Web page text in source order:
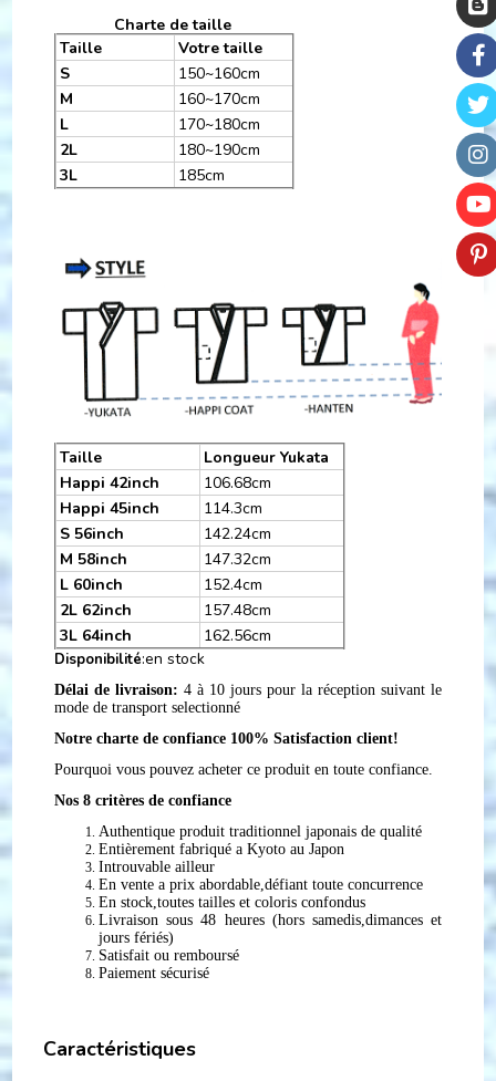
Charte de taille
Taille
Votre taille
S
150~160cm
M
160~170cm
L
170~180cm
2L
180~190cm
3L
185cm
Taille
Longueur Yukata
Happi 42inch
106.68cm
Happi 45inch
114.3cm
S 56inch
142.24cm
M 58inch
147.32cm
L 60inch
152.4cm
2L 62inch
157.48cm
3L 64inch
162.56cm
Disponibilité:en stock
Délai de livraison: 4 à 10 jours pour la réception suivant le
mode de transport selectionné
Notre charte de confiance 100% Satisfaction client!
Pourquoi vous pouvez acheter ce produit en toute confiance.
Nos 8 critères de confiance
Authentique produit traditionnel japonais de qualité
Entièrement fabriqué a Kyoto au Japon
Introuvable ailleur
En vente a prix abordable,défiant toute concurrence
En stock,toutes tailles et coloris confondus
Livraison sous 48 heures (hors samedis,dimances et
jours fériés)
Satisfait ou remboursé
Paiement sécurisé
Caractéristiques